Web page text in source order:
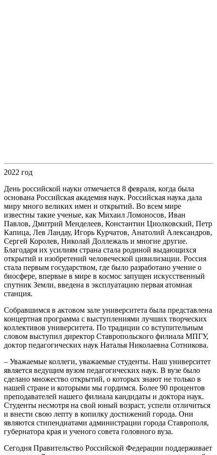
2022 год
День российской науки отмечается 8 февраля, когда была
основана Российская академия наук. Российская наука дала
миру много великих имен и открытий. Во всем мире
известны такие ученые, как Михаил Ломоносов, Иван
Павлов, Дмитрий Менделеев, Константин Циолковский, Петр
Капица, Лев Ландау, Игорь Курчатов, Анатолий Александров,
Сергей Королев, Николай Доллежаль и многие другие.
Благодаря их усилиям страна стала родиной выдающихся
открытий и изобретений человеческой цивилизации. Россия
стала первым государством, где было разработано учение о
биосфере, впервые в мире в космос запущен искусственный
спутник Земли, введена в эксплуатацию первая атомная
станция.
Собравшимся в актовом зале университета была представлена
концертная программа с выступлениями лучших творческих
коллективов университета. По традиции со вступительным
словом выступил директор Ставропольского филиала МПГУ,
доктор педагогических наук Наталья Николаевна Сотникова.
– Уважаемые коллеги, уважаемые студенты. Наш университет
является ведущим вузом педагогических наук. В вузе было
сделано множество открытий, о которых знают не только в
нашей стране и которыми мы гордимся. Более 90 процентов
преподавателей нашего филиала кандидаты и доктора наук.
Студенты несмотря на свой юный возраст, успели отличиться
и внести свою лепту в копилку достижений города. Они
являются стипендиатами администрации города Ставрополя,
губернатора края и ученого совета головного вуза.
Сегодня Правительство Российской Федерации поддерживает